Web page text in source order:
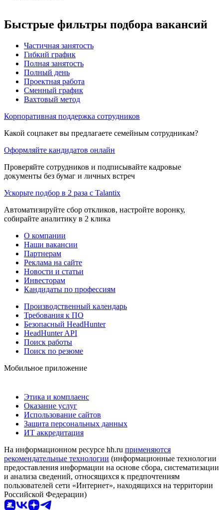
Быстрые фильтры подбора вакансий
Частичная занятость
Гибкий график
Полная занятость
Полный день
Проектная работа
Сменный график
Вахтовый метод
Корпоративная поддержка сотрудников
Какой соцпакет вы предлагаете семейным сотрудникам?
Оформляйте кандидатов онлайн
Проверяйте сотрудников и подписывайте кадровые
документы без бумаг и личных встреч
Ускорьте подбор в 2 раза с Talantix
Автоматизируйте сбор откликов, настройте воронку,
собирайте аналитику в 2 клика
О компании
Наши вакансии
Партнерам
Реклама на сайте
Новости и статьи
Инвесторам
Кандидаты по профессиям
Производственный календарь
Требования к ПО
Безопасный HeadHunter
HeadHunter API
Поиск работы
Поиск по резюме
Мобильное приложение
Этика и комплаенс
Оказание услуг
Использование сайтов
Защита персональных данных
ИТ аккредитация
На информационном ресурсе hh.ru применяются
рекомендательные технологии (информационные технологии
предоставления информации на основе сбора, систематизации
и анализа сведений, относящихся к предпочтениям
пользователей сети «Интернет», находящихся на территории
Российской Федерации)